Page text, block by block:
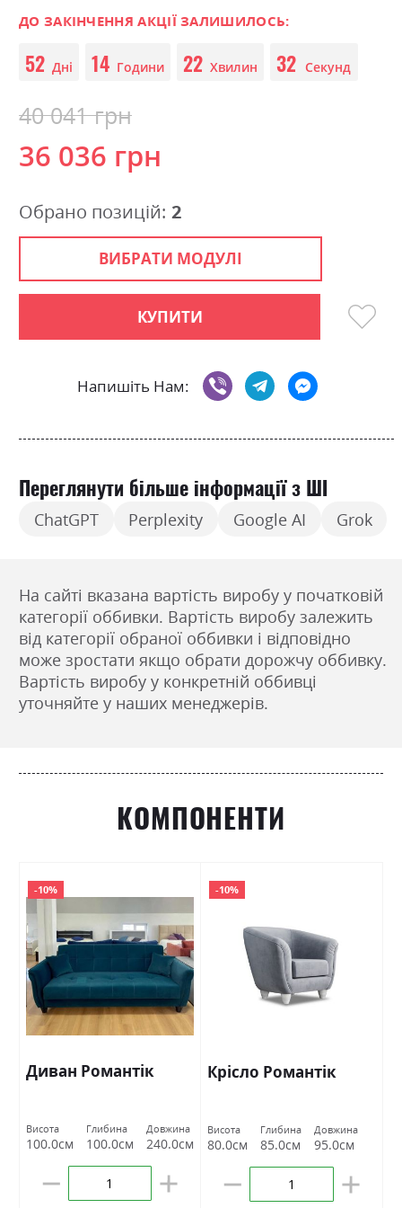
of
images
gallery
ДО ЗАКІНЧЕННЯ АКЦІЇ ЗАЛИШИЛОСЬ:
52 Дні 14 Години 22 Хвилин 31 Секунд
36 036 грн
40 041 грн
ВИБРАТИ МОДУЛІ
КУПИТИ
Напишіть Нам:
Обрано позицій: 2
Переглянути більше інформації з ШІ
ChatGPT Perplexity Google AI Grok
На сайті вказана вартість виробу у початковій
категорії оббивки. Вартість виробу залежить
від категорії обраної оббивки і відповідно
може зростати якщо обрати дорожчу оббивку.
Вартість виробу у конкретній оббивці
уточняйте у наших менеджерів.
КОМПОНЕНТИ
-10%
Диван Романтік
Висота
100.0см
Глибина
100.0см
Довжина
240.0см
-10%
Крісло Романтік
Висота
80.0см
Глибина
85.0см
Довжина
95.0см